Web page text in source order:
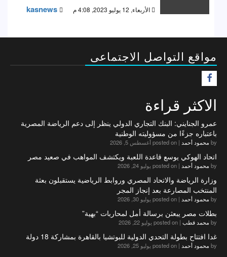
الأربعاء, 12 يوليو 2023, 4:08 م kasnews
مواقع التواصل الاجتماعى
الاكثر قراءة
عمرو الجنايني: البنك التجاري الدولي ينظر إلى دعم الرياضة المصرية
باعتباره جزءًا من مسؤوليته الوطنية
by محمود أحمد | posted on أغسطس 5, 2026
اتحاد الهوكي يوسع قاعدة اللعبة ويكتشف المواهب في صعيد مصر
by محمود أحمد | posted on يوليو 24, 2026
وزارة الرياضة والاتحاد المصري وروابط الرياضية يستقبلون بعثة
المنتخب المصارعة بعد إنجاز المجر
by محمود أحمد | posted on يوليو 30, 2026
بطلات مصر يبعثن برسالة أمل لمحاربات “بهية”
by محمد قطب | posted on يوليو 22, 2026
غدا افتتاح بطولة التحدي الدولية للبوتشيا بالقاهرة بمشاركة 18 دولة
by محمود أحمد | posted on يوليو 25, 2026